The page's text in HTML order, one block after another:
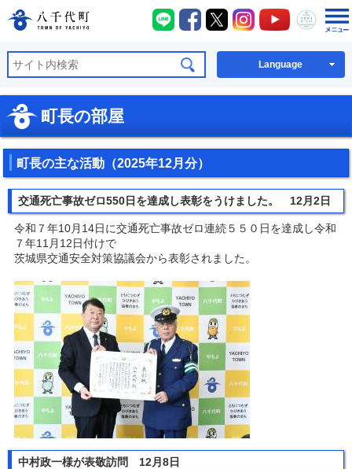
八千代町公式ホームページ
八千代町LINE
八千代町Facebook
八千代町X八千代町Instagram
八千代町
八千
Language
町長の部屋
町長の主な活動（2025年12月分）
交通死亡事故ゼロ550日を達成し表彰をうけました。 12月2日
令和７年10月14日に交通死亡事故ゼロ連続５５０日を達成し令和
７年11月12日付けで
茨城県交通安全対策協議会から表彰されました。
中村政一様が表敬訪問 12月8日